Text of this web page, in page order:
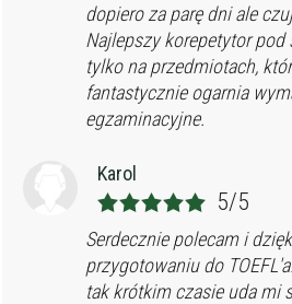
dopiero za parę dni ale
Najlepszy korepetytor pod
tylko na przedmiotach,
fantastycznie ogarnia
egzaminacyjne.
Karol
5/5
Serdecznie polecam i
przygotowaniu do
tak krótkim czasie uda mi